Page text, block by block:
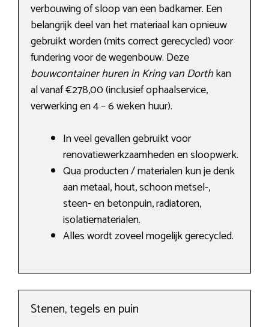
verbouwing of sloop van een badkamer. Een
belangrijk deel van het materiaal kan opnieuw
gebruikt worden (mits correct gerecycled) voor
fundering voor de wegenbouw. Deze
bouwcontainer huren in Kring van Dorthkan
al vanaf €278,00 (inclusief ophaalservice,
verwerking en 4 – 6 weken huur).
In veel gevallen gebruikt voor
renovatiewerkzaamheden en sloopwerk.
Qua producten / materialen kun je denk
aan metaal, hout, schoon metsel-,
steen- en betonpuin, radiatoren,
isolatiematerialen.
Alles wordt zoveel mogelijk gerecycled.
Stenen, tegels en puin